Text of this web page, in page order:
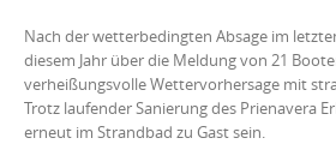
Nach der wetterbedingten Absage im
diesem Jahr über die Meldung von 21
verheißungsvolle Wettervorhersage mit
Trotz laufender Sanierung des Prienavera
erneut im Strandbad zu Gast sein.